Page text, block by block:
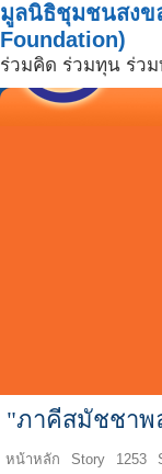
มูลนิธิชุมชนสงข
Foundation)
ร่วมคิด ร่วมทุน ร่วม
"ภาคีสมัชชาพ
หน้าหลัก Story 1253